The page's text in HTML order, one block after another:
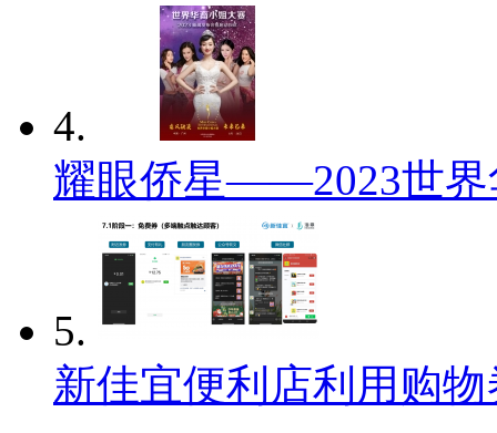
4.
耀眼侨星——2023世界
5.
新佳宜便利店利用购物